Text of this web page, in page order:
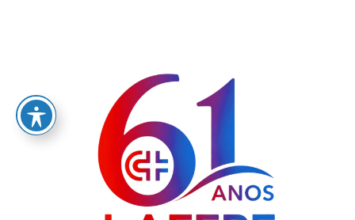
Home LAFEPE AVISO DE COTAÇÃO - DIVCO